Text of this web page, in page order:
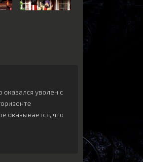
уволен с
оказывается, что